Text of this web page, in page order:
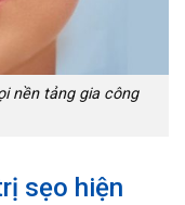
nền tảng gia công
sẹo hiện